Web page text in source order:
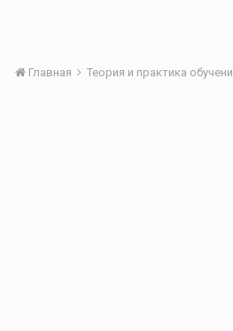
Главная